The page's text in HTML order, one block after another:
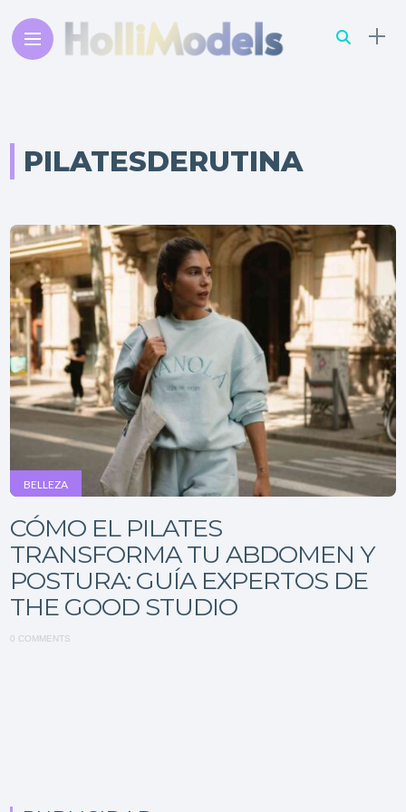
PILATESDERUTINA
BELLEZA
CÓMO EL PILATES
TRANSFORMA TU ABDOMEN Y
POSTURA: GUÍA EXPERTOS DE
THE GOOD STUDIO
0 COMMENTS